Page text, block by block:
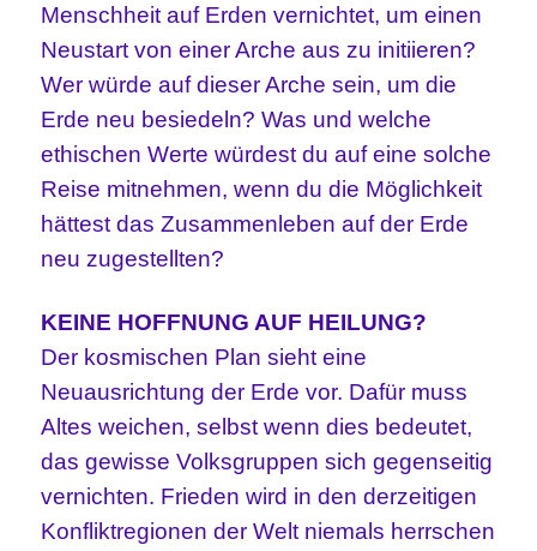
Menschheit auf Erden vernichtet, um einen
Neustart von einer Arche aus zu initiieren?
Wer würde auf dieser Arche sein, um die
Erde neu besiedeln? Was und welche
ethischen Werte würdest du auf eine solche
Reise mitnehmen, wenn du die Möglichkeit
hättest das Zusammenleben auf der Erde
neu zugestellten?
KEINE HOFFNUNG AUF HEILUNG?
Der kosmischen Plan sieht eine
Neuausrichtung der Erde vor. Dafür muss
Altes weichen, selbst wenn dies bedeutet,
das gewisse Volksgruppen sich gegenseitig
vernichten. Frieden wird in den derzeitigen
Konfliktregionen der Welt niemals herrschen